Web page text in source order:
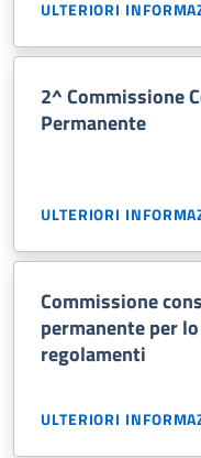
ULTERIORI
2^ Commissione
Permanente
ULTERIORI
Commissione
permanente per
regolamenti
ULTERIORI